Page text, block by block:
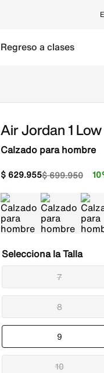
Regreso a clases
Air Jordan 1 Low
Calzado para hombre
$699.950
$ 629.955
Talla
7
8
9
10